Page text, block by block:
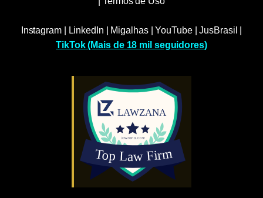
Instagram| LinkedIn Migalhas|YouTube|JusBrasil
TikTok (Mais de 18 mil seguidores)